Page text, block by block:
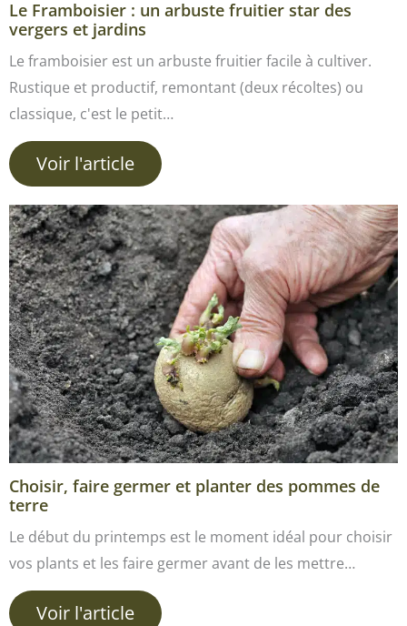
Le Framboisier : un arbuste fruitier star des
vergers et jardins
Le framboisier est un arbuste fruitier facile à cultiver.
Rustique et productif, remontant (deux récoltes) ou
classique, c'est le petit…
Voir l'article
Choisir, faire germer et planter des pommes de
terre
Le début du printemps est le moment idéal pour choisir
vos plants et les faire germer avant de les mettre…
Voir l'article